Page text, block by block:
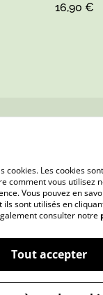
16,90 €
— Bijoux &
cookies. Les cookies
comment vous utilisez
Vous pouvez en
sont utilisés en
consulter notre
Tout accepter